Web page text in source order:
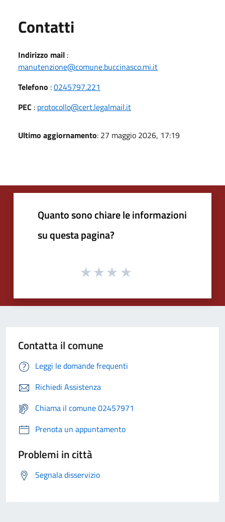
Contatti
Indirizzo mail :
manutenzione@comune.buccinasco.mi.it
Telefono :0245797.221
PEC : protocollo@cert.legalmail.it
Ultimo aggiornamento: 27 maggio 2026, 17:19
Quanto sono chiare le informazioni
su questa pagina?
Contatta il comune
Leggi le domande frequenti
Richiedi Assistenza
Chiama il comune 02457971
Prenota un appuntamento
Problemi in città
Segnala disservizio